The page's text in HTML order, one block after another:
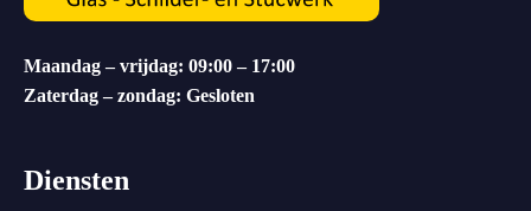
Maandag – vrijdag: 09:00 – 17:00
Zaterdag – zondag: Gesloten
Diensten